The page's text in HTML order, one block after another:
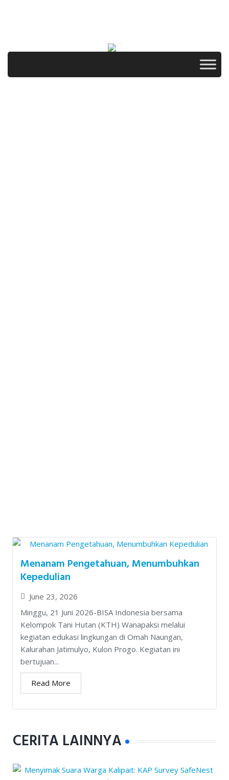
Menanam Pengetahuan, Menumbuhkan
Kepedulian
June 23, 2026
Minggu, 21 Juni 2026-BISA Indonesia bersama
Kelompok Tani Hutan (KTH) Wanapaksi melalui
kegiatan edukasi lingkungan di Omah Naungan,
Kalurahan Jatimulyo, Kulon Progo. Kegiatan ini
bertujuan...
Read More
CERITA LAINNYA